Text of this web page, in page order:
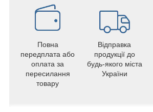
Повна
передплата або
оплата за
пересилання
товару
Відправка
продукції до
будь-якого міста
України